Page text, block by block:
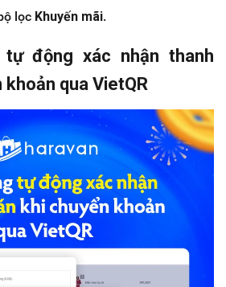
lọc Khuyến mãi.
động xác nhận thanh
qua VietQR